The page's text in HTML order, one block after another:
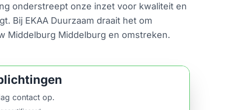
onderstreept onze inzet voor kwaliteit en
Bij EKAA Duurzaam draait het om
Middelburg Middelburg en omstreken.
contact op.